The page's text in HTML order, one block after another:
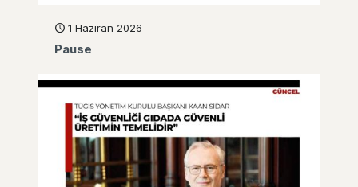
1 Haziran 2026
Pause